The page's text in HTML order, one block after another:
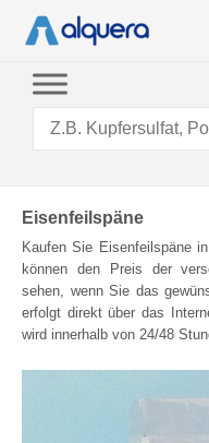
Inhalt
Eisenfeilspäne
Kaufen Sie Eisenfeilspäne
können den Preis der
sehen, wenn Sie das
erfolgt direkt über das
wird innerhalb von 24/48